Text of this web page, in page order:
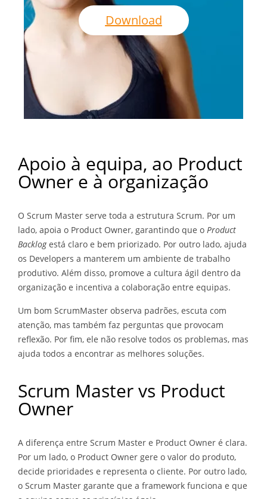
Download
Apoio à equipa, ao Product
Owner e à organização
O Scrum Master serve toda a estrutura Scrum. Por um
lado, apoia o Product Owner, garantindo que o Product
Backlogestá claro e bem priorizado. Por outro lado, ajuda
os Developers a manterem um ambiente de trabalho
produtivo. Além disso, promove a cultura ágil dentro da
organização e incentiva a colaboração entre equipas.
Um bom ScrumMaster observa padrões, escuta com
atenção, mas também faz perguntas que provocam
reflexão. Por fim, ele não resolve todos os problemas, mas
ajuda todos a encontrar as melhores soluções.
Scrum Master vs Product
Owner
A diferença entre Scrum Master e Product Owner é clara.
Por um lado, o Product Owner gere o valor do produto,
decide prioridades e representa o cliente. Por outro lado,
o Scrum Master garante que a framework funciona e que